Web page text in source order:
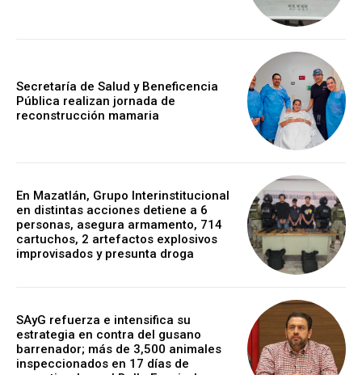
Secretaría de Salud y Beneficencia
Pública realizan jornada de
reconstrucción mamaria
En Mazatlán, Grupo Interinstitucional
en distintas acciones detiene a 6
personas, asegura armamento, 714
cartuchos, 2 artefactos explosivos
improvisados y presunta droga
SAyG refuerza e intensifica su
estrategia en contra del gusano
barrenador; más de 3,500 animales
inspeccionados en 17 días de